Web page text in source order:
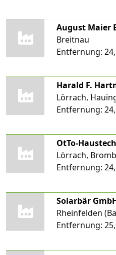
August Maier
Breitnau
Entfernung:
Lörrach,
Entfernung:
OtTo-
Lörrach,
Entfernung:
Solarbär
Rheinfelden
Entfernung: